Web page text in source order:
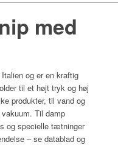
med
og er en kraftig
til et højt tryk og høj
produkter, til vand og
Til damp
og specielle tætninger
– se datablad og